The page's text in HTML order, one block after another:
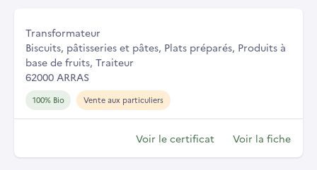
Transformateur
Biscuits, pâtisseries et pâtes, Plats préparés, Produits à
base de fruits, Traiteur
62000 ARRAS
100% Bio Vente aux particuliers
Voir le certificat Voir la fiche